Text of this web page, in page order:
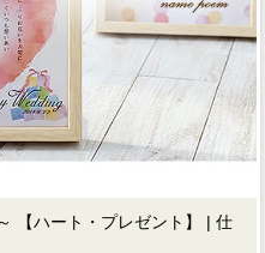
【ハート・プレゼント】 | 仕